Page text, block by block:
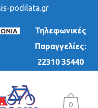
podilata.gr
Τηλεφωνικές
Παραγγελίες:
22310 35440
0